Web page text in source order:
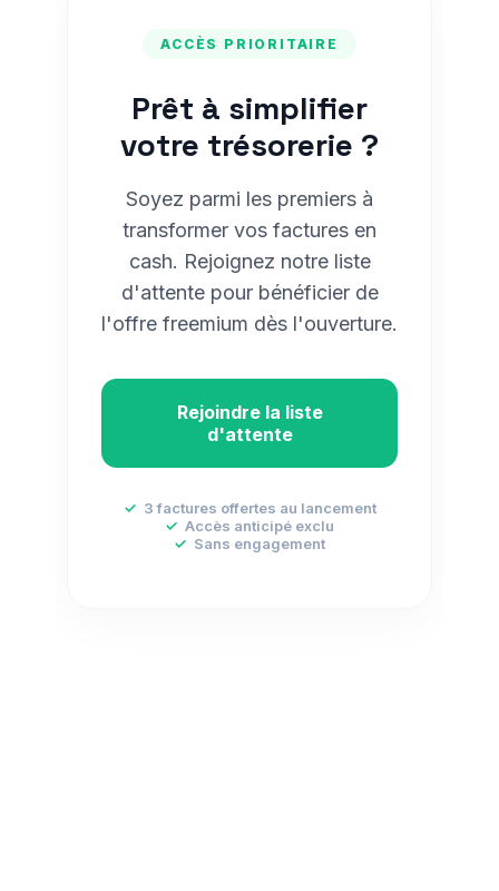
ACCÈS PRIORITAIRE
Prêt à simplifier
votre trésorerie ?
Soyez parmi les premiers à
transformer vos factures en
cash. Rejoignez notre liste
d'attente pour bénéficier de
l'offre freemium dès l'ouverture.
Rejoindre la liste
d'attente
✓ 3 factures offertes au lancement
✓ Accès anticipé exclu
✓ Sans engagement